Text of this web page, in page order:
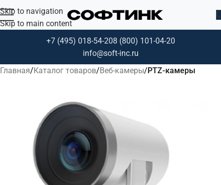
Skip to navigation
Skip to main content
+7 (495) 018-54-208 (800) 101-04-20
info@soft-inc.ru
Главная Каталог товаров Веб-камеры PTZ-камеры